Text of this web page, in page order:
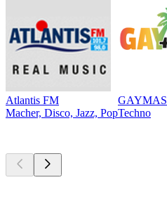
Atlantis FM
Macher, Disco, Jazz, Pop
GAYMAS
Techno